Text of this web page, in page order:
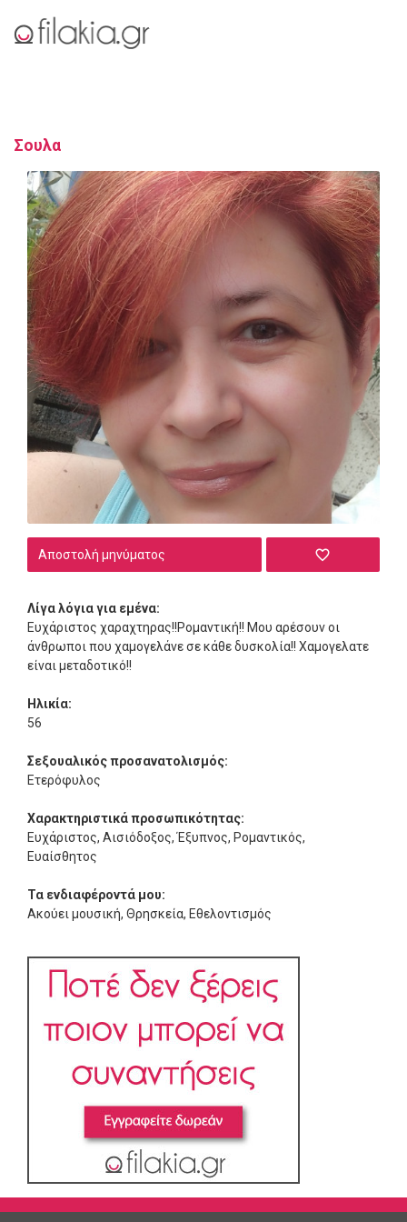
Σουλα
Αποστολή μηνύματος
Λίγα λόγια για εμένα:
Ευχάριστος χαραχτηρας!!Ρομαντική!! Μου αρέσουν οι
άνθρωποι που χαμογελάνε σε κάθε δυσκολία!! Χαμογελατε
είναι μεταδοτικό!!
Ηλικία:
56
Σεξουαλικός προσανατολισμός:
Ετερόφυλος
Χαρακτηριστικά προσωπικότητας:
Ευχάριστος, Αισιόδοξος, Έξυπνος, Ρομαντικός,
Ευαίσθητος
Τα ενδιαφέροντά μου:
Ακούει μουσική, Θρησκεία, Εθελοντισμός